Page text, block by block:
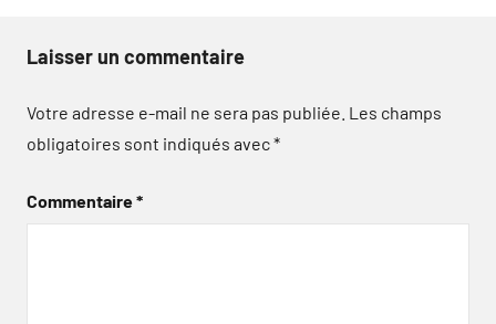
Laisser un commentaire
Votre adresse e-mail ne sera pas publiée. Les champs
obligatoires sont indiqués avec*
Commentaire*